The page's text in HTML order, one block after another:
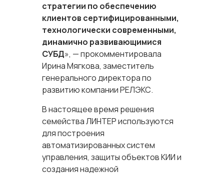
стратегии по обеспечению
клиентов сертифицированными,
технологически современными,
динамично развивающимися
СУБД», — прокомментировала
Ирина Мягкова, заместитель
генерального директора по
развитию компании РЕЛЭКС.
В настоящее время решения
семейства ЛИНТЕР используются
для построения
автоматизированных систем
управления, защиты объектов КИИ и
создания надежной